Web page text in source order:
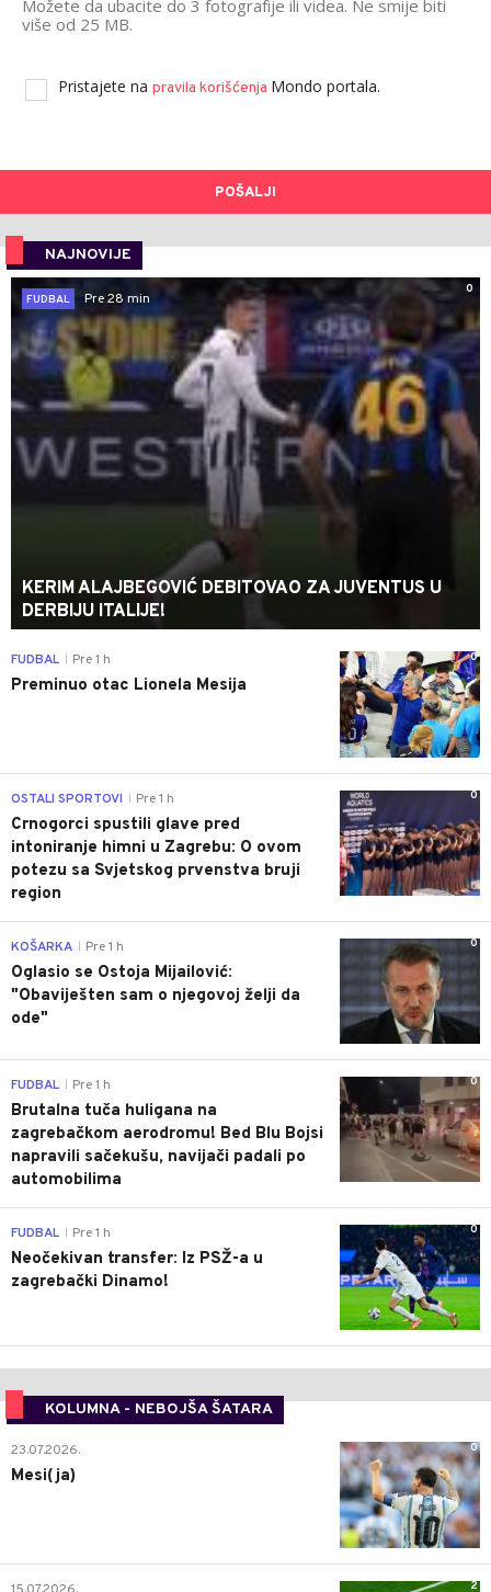
Možete da ubacite do 3 fotografije ili videa. Ne smije biti
više od 25 MB.
Pristajete na pravila korišćenja Mondo portala.
POŠALJI
NAJNOVIJE
0
FUDBAL
Pre 28 min
KERIM ALAJBEGOVIĆ DEBITOVAO ZA JUVENTUS U
DERBIJU ITALIJE!
0
FUDBAL Pre 1 h
Preminuo otac Lionela Mesija
0
OSTALI SPORTOVI Pre 1 h
Crnogorci spustili glave pred
intoniranje himni u Zagrebu: O ovom
potezu sa Svjetskog prvenstva bruji
region
0
KOŠARKA Pre 1 h
Oglasio se Ostoja Mijailović:
"Obaviješten sam o njegovoj želji da
ode"
0
FUDBAL Pre 1 h
Brutalna tuča huligana na
zagrebačkom aerodromu! Bed Blu Bojsi
napravili sačekušu, navijači padali po
automobilima
0
FUDBAL Pre 1 h
Neočekivan transfer: Iz PSŽ-a u
zagrebački Dinamo!
KOLUMNA - NEBOJŠA ŠATARA
0
23.07.2026.
Mesi(ja)
2